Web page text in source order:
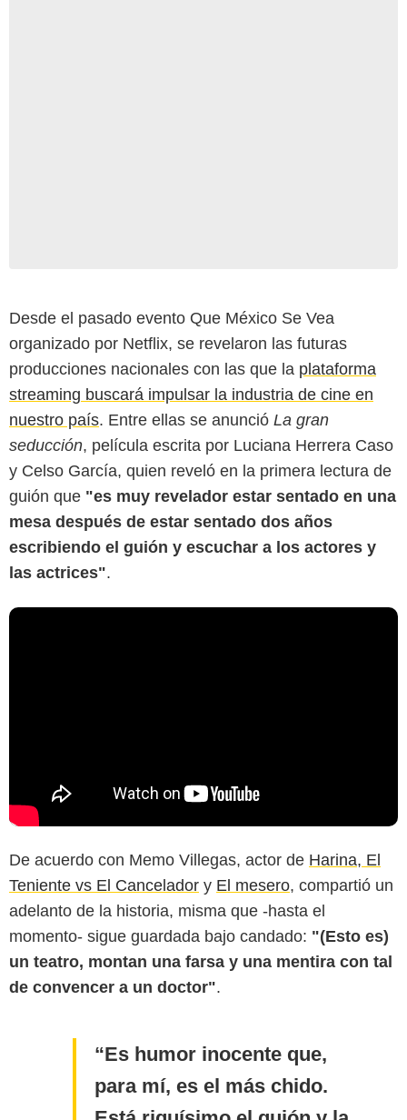
Desde el pasado evento Que México Se Vea
organizado por Netflix, se revelaron las futuras
producciones nacionales con las que la plataforma
streaming buscará impulsar la industria de cine en
nuestro país. Entre ellas se anunció La gran
seducción, película escrita por Luciana Herrera Caso
y Celso García, quien reveló en la primera lectura de
guión que "es muy revelador estar sentado en una
mesa después de estar sentado dos años
escribiendo el guión y escuchar a los actores y
las actrices".
De acuerdo con Memo Villegas, actor de Harina, El
Teniente vs El Cancelador y El mesero, compartió un
adelanto de la historia, misma que -hasta el
momento- sigue guardada bajo candado: "(Esto es)
un teatro, montan una farsa y una mentira con tal
de convencer a un doctor".
Es humor inocente que,
para mí, es el más chido.
Netflix